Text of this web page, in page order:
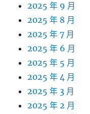
2025 年 9 月
2025 年 8 月
2025 年 7 月
2025 年 6 月
2025 年 5 月
2025 年 4 月
2025 年 3 月
2025 年 2 月